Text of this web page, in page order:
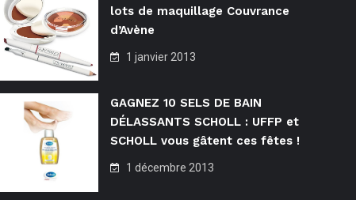
lots de maquillage Couvrance
d’Avène
1 janvier 2013
GAGNEZ 10 SELS DE BAIN
DÉLASSANTS SCHOLL : UFFP et
SCHOLL vous gâtent ces fêtes !
1 décembre 2013